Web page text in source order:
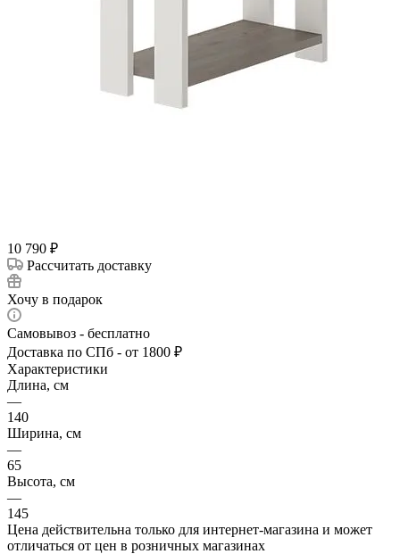
10 790 ₽
Рассчитать доставку
Хочу в подарок
Самовывоз - бесплатно
Доставка по СПб - от 1800 ₽
Характеристики
Длина, см
—
140
Ширина, см
—
65
Высота, см
—
145
Цена действительна только для интернет-магазина и может
отличаться от цен в розничных магазинах